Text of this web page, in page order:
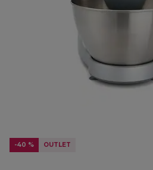
-40 % OUTLET